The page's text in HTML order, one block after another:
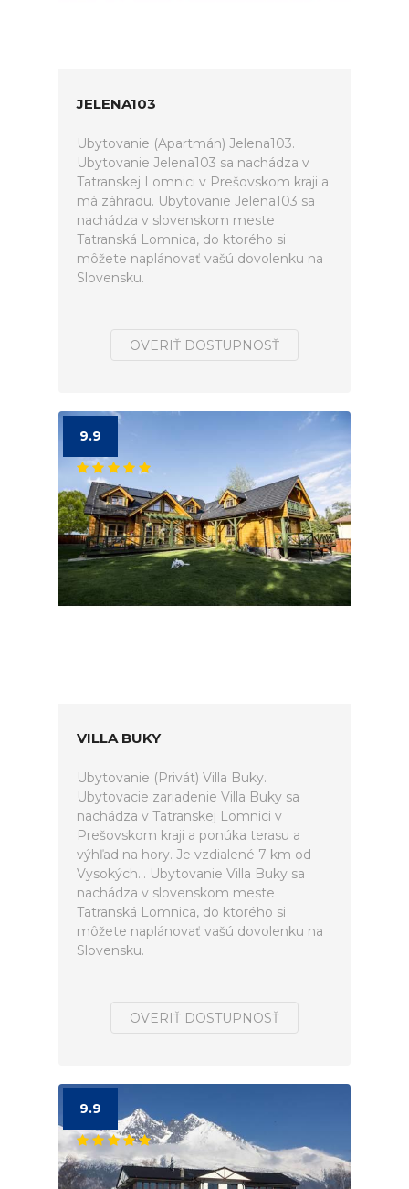
JELENA103
Ubytovanie (Apartmán) Jelena103.
Ubytovanie Jelena103 sa nachádza v
Tatranskej Lomnici v Prešovskom kraji a
má záhradu. Ubytovanie Jelena103 sa
nachádza v slovenskom meste
Tatranská Lomnica, do ktorého si
môžete naplánovať vašú dovolenku na
Slovensku.
OVERIŤ DOSTUPNOSŤ
9.9
VILLA BUKY
Ubytovanie (Privát) Villa Buky.
Ubytovacie zariadenie Villa Buky sa
nachádza v Tatranskej Lomnici v
Prešovskom kraji a ponúka terasu a
výhľad na hory. Je vzdialené 7 km od
Vysokých... Ubytovanie Villa Buky sa
nachádza v slovenskom meste
Tatranská Lomnica, do ktorého si
môžete naplánovať vašú dovolenku na
Slovensku.
OVERIŤ DOSTUPNOSŤ
9.9